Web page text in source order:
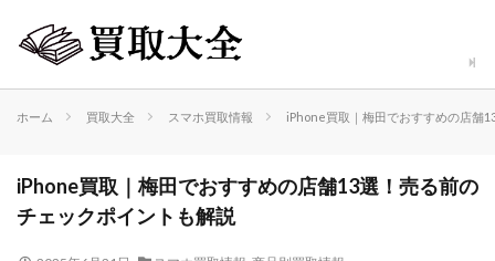
ホーム 買取大全 スマホ買取情報 iPhone買取｜梅田でおすすめの店舗
iPhone買取｜梅田でおすすめの店舗13選！売る前の
チェックポイントも解説